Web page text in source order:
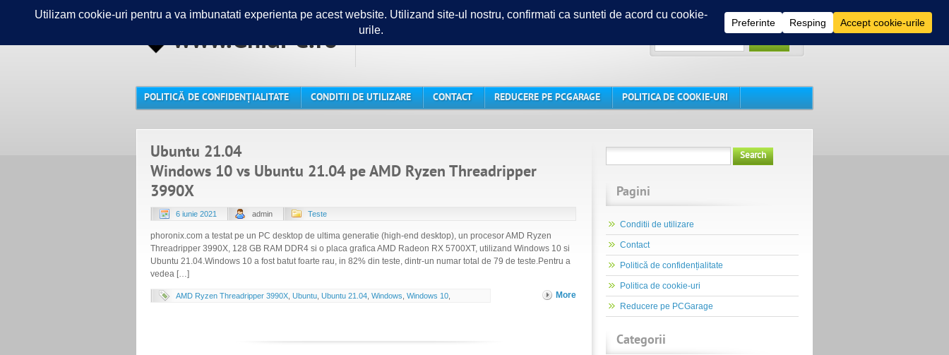
www.GhidPC.ro Ghidul tau in lumea PC-urilor
POLITICĂ DE CONFIDENȚIALITATE CONDITII DE UTILIZARE CONTACT REDUCERE PE PCGARAGE POLITICA DE COOKIE-URI
Ubuntu 21.04
Windows 10 vs Ubuntu 21.04 pe AMD Ryzen Threadripper
3990X
6 iunie 2021 admin Teste
phoronix.com a testat pe un PC desktop de ultima generatie (high-end desktop), un procesor AMD Ryzen
Threadripper 3990X, 128 GB RAM DDR4 si o placa grafica AMD Radeon RX 5700XT, utilizand Windows 10 si
Ubuntu 21.04.Windows 10 a fost batut foarte rau, in 82% din teste, dintr-un numar total de 79 de teste.Pentru a
vedea […]
More
AMD Ryzen Threadripper 3990X Ubuntu Ubuntu 21.04 Windows Windows 10
Search
Pagini
Conditii de utilizare
Contact
Politică de confidențialitate
Politica de cookie-uri
Reducere pe PCGarage
Categorii